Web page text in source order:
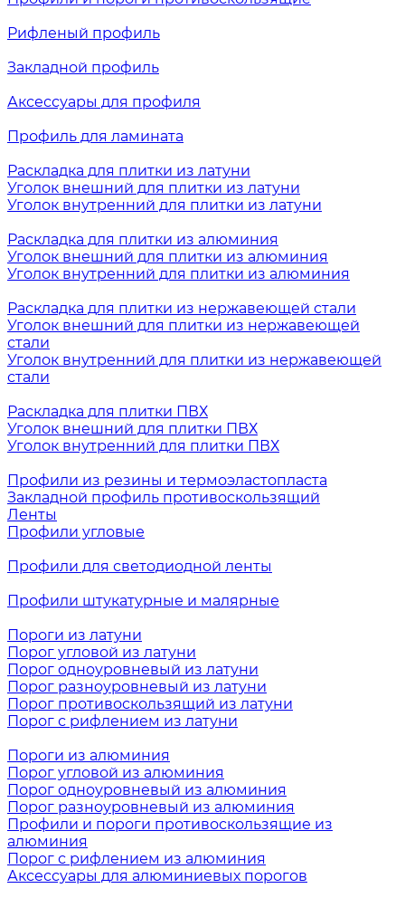
Рифленый профиль
Закладной профиль
Аксессуары для профиля
Профиль для ламината
Раскладка для плитки из латуни
Уголок внешний для плитки из латуни
Уголок внутренний для плитки из латуни
Раскладка для плитки из алюминия
Уголок внешний для плитки из алюминия
Уголок внутренний для плитки из алюминия
Раскладка для плитки из нержавеющей стали
Уголок внешний для плитки из нержавеющей
стали
Уголок внутренний для плитки из нержавеющей
стали
Раскладка для плитки ПВХ
Уголок внешний для плитки ПВХ
Уголок внутренний для плитки ПВХ
Профили из резины и термоэластопласта
Закладной профиль противоскользящий
Ленты
Профили угловые
Профили для светодиодной ленты
Профили штукатурные и малярные
Пороги из латуни
Порог угловой из латуни
Порог одноуровневый из латуни
Порог разноуровневый из латуни
Порог противоскользящий из латуни
Порог с рифлением из латуни
Пороги из алюминия
Порог угловой из алюминия
Порог одноуровневый из алюминия
Порог разноуровневый из алюминия
Профили и пороги противоскользящие из
алюминия
Порог с рифлением из алюминия
Аксессуары для алюминиевых порогов